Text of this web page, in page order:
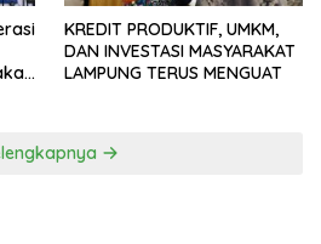
KREDIT PRODUKTIF, UMKM,
DAN INVESTASI MASYARAKAT
LAMPUNG TERUS MENGUAT